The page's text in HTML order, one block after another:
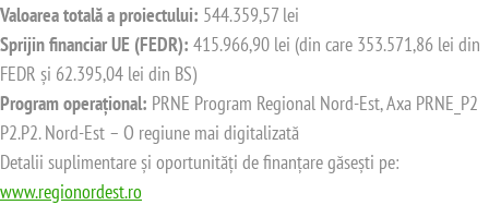
Valoarea totală a proiectului: 544.359,57 lei
Sprijin financiar UE (FEDR): 415.966,90 lei (din care 353.571,86 lei din
FEDR și 62.395,04 lei din BS)
Program operațional: PRNE Program Regional Nord-Est, Axa PRNE_P2
P2.P2. Nord-Est – O regiune mai digitalizată
Detalii suplimentare și oportunități de finanțare găsești pe:
www.regionordest.ro